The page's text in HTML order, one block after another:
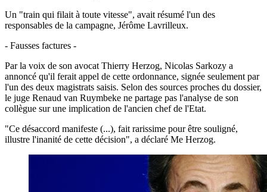
Un "train qui filait à toute vitesse", avait résumé l'un des
responsables de la campagne, Jérôme Lavrilleux.
- Fausses factures -
Par la voix de son avocat Thierry Herzog, Nicolas Sarkozy a
annoncé qu'il ferait appel de cette ordonnance, signée seulement par
l'un des deux magistrats saisis. Selon des sources proches du dossier,
le juge Renaud van Ruymbeke ne partage pas l'analyse de son
collègue sur une implication de l'ancien chef de l'Etat.
"Ce désaccord manifeste (...), fait rarissime pour être souligné,
illustre l'inanité de cette décision", a déclaré Me Herzog.